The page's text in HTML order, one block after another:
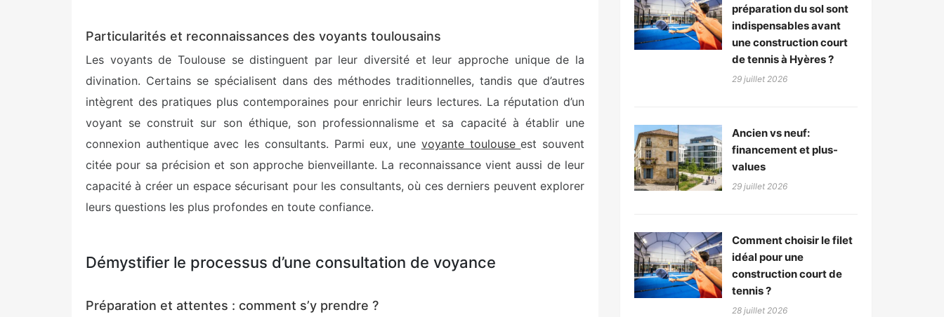
Particularités et reconnaissances des voyants toulousains
Les voyants de Toulouse se distinguent par leur diversité et leur approche unique de la
divination. Certains se spécialisent dans des méthodes traditionnelles, tandis que d’autres
intègrent des pratiques plus contemporaines pour enrichir leurs lectures. La réputation d’un
voyant se construit sur son éthique, son professionnalisme et sa capacité à établir une
connexion authentique avec les consultants. Parmi eux, une voyante toulouseest souvent
citée pour sa précision et son approche bienveillante. La reconnaissance vient aussi de leur
capacité à créer un espace sécurisant pour les consultants, où ces derniers peuvent explorer
leurs questions les plus profondes en toute confiance.
Démystifier le processus d’une consultation de voyance
Préparation et attentes : comment s’y prendre ?
préparation du sol sont
indispensables avant
une construction court
de tennis à Hyères ?
29 juillet 2026
Ancien vs neuf:
financement et plus-
values
29 juillet 2026
Comment choisir le filet
idéal pour une
construction court de
tennis ?
28 juillet 2026